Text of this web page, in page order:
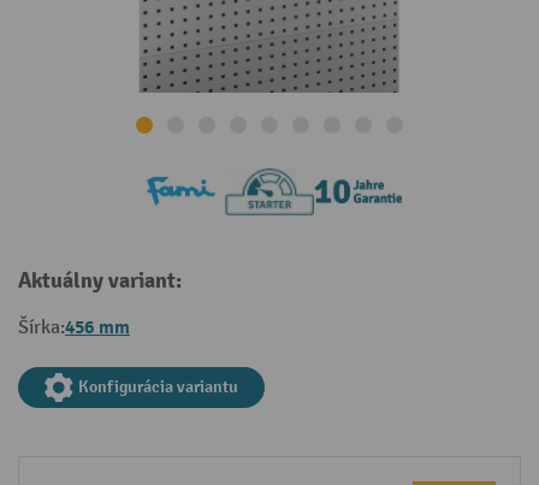
Aktuálny variant:
Šírka:456 mm
Konfigurácia variantu